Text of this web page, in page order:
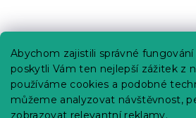
Abychom zajistili správné
poskytli Vám ten nejlepší zážitek z
používáme cookies a podobné
můžeme analyzovat návštěvnost,
zobrazovat relevantní reklamy.
Kariéra
Poptávky a B2B spolupráce
Proč se u nás registrovat?